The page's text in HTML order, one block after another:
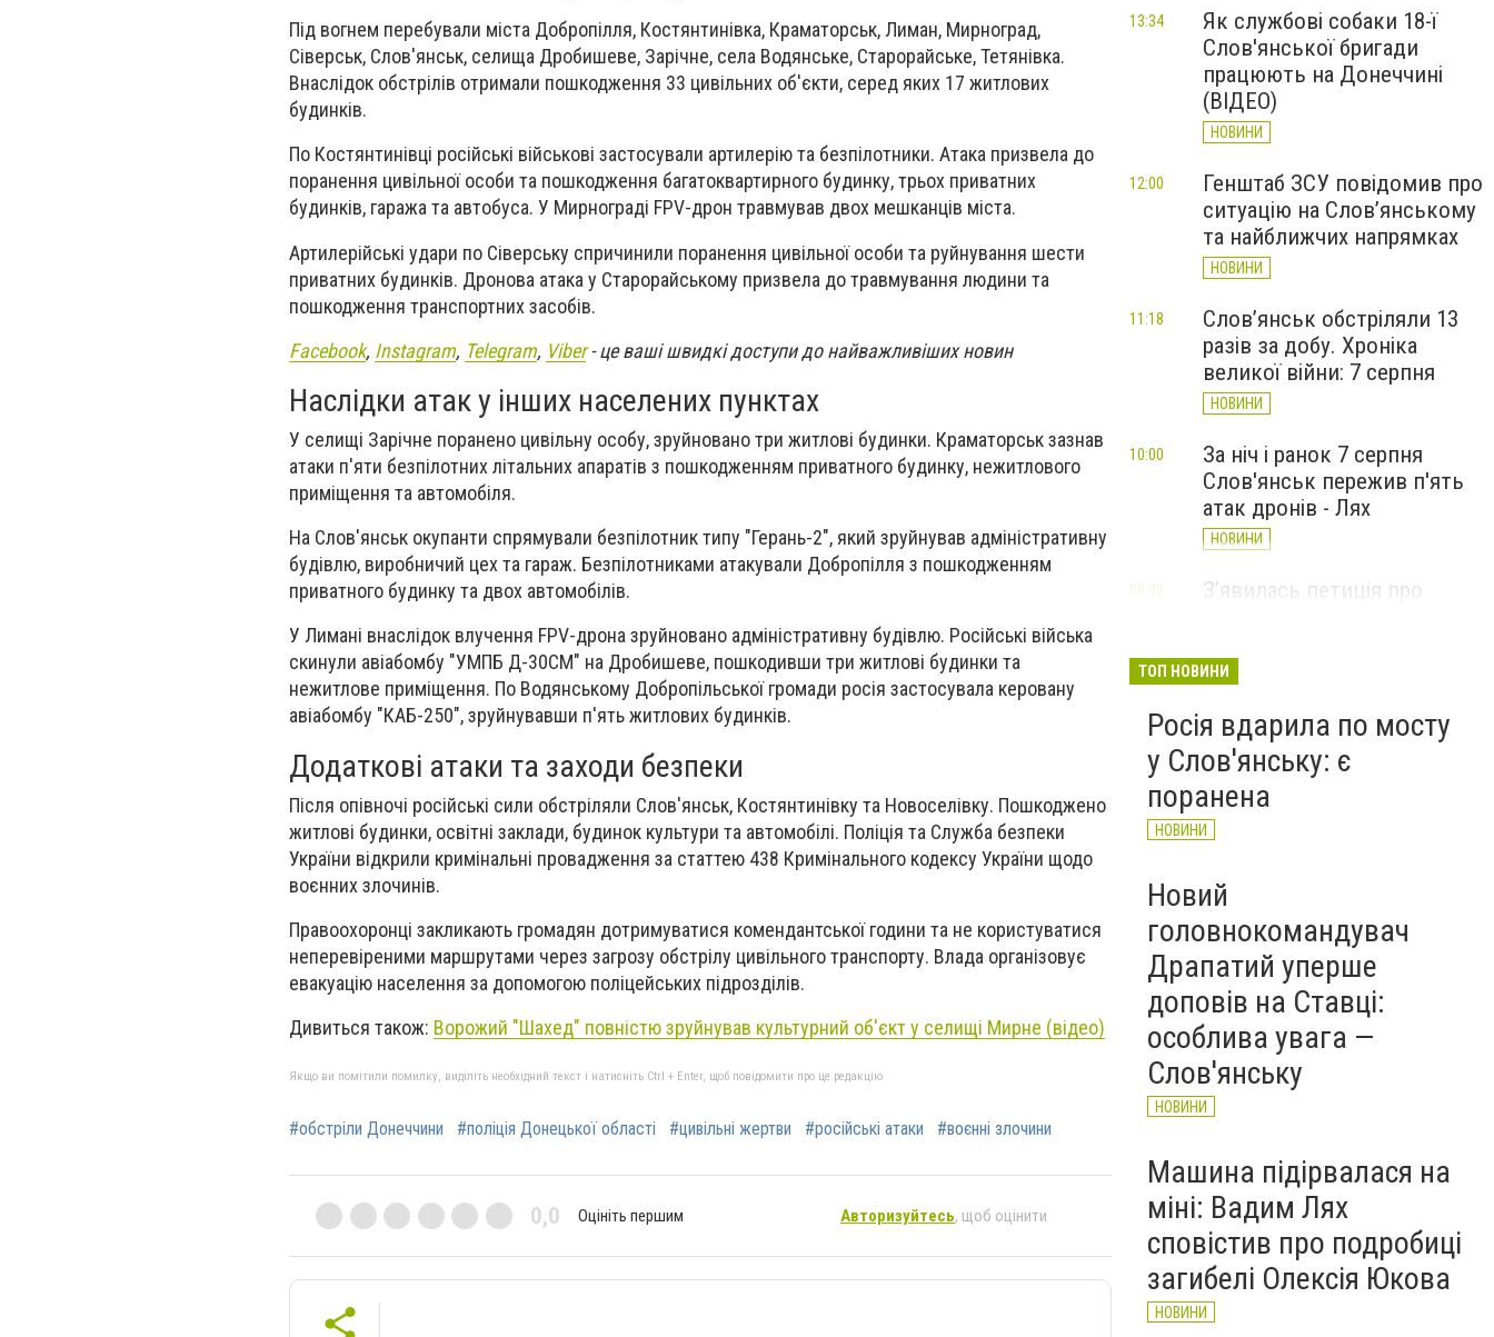
Під вогнем перебували міста Добропілля, Костянтинівка, Краматорськ, Лиман, Мирноград,
Сіверськ, Слов'янськ, селища Дробишеве, Зарічне, села Водянське, Старорайське, Тетянівка.
Внаслідок обстрілів отримали пошкодження 33 цивільних об'єкти, серед яких 17 житлових
будинків.
По Костянтинівці російські військові застосували артилерію та безпілотники. Атака призвела до
поранення цивільної особи та пошкодження багатоквартирного будинку, трьох приватних
будинків, гаража та автобуса. У Мирнограді FPV-дрон травмував двох мешканців міста.
Артилерійські удари по Сіверську спричинили поранення цивільної особи та руйнування шести
приватних будинків. Дронова атака у Старорайському призвела до травмування людини та
пошкодження транспортних засобів.
Facebook, Instagram, Telegram, Viber- це ваші швидкі доступи до найважливіших новин
Наслідки атак у інших населених пунктах
У селищі Зарічне поранено цивільну особу, зруйновано три житлові будинки. Краматорськ зазнав
атаки п'яти безпілотних літальних апаратів з пошкодженням приватного будинку, нежитлового
приміщення та автомобіля.
На Слов'янськ окупанти спрямували безпілотник типу "Герань-2", який зруйнував адміністративну
будівлю, виробничий цех та гараж. Безпілотниками атакували Добропілля з пошкодженням
приватного будинку та двох автомобілів.
У Лимані внаслідок влучення FPV-дрона зруйновано адміністративну будівлю. Російські війська
скинули авіабомбу "УМПБ Д-30СМ" на Дробишеве, пошкодивши три житлові будинки та
нежитлове приміщення. По Водянському Добропільської громади росія застосувала керовану
авіабомбу "КАБ-250", зруйнувавши п'ять житлових будинків.
Додаткові атаки та заходи безпеки
Після опівночі російські сили обстріляли Слов'янськ, Костянтинівку та Новоселівку. Пошкоджено
житлові будинки, освітні заклади, будинок культури та автомобілі. Поліція та Служба безпеки
України відкрили кримінальні провадження за статтею 438 Кримінального кодексу України щодо
воєнних злочинів.
Правоохоронці закликають громадян дотримуватися комендантської години та не користуватися
неперевіреними маршрутами через загрозу обстрілу цивільного транспорту. Влада організовує
евакуацію населення за допомогою поліцейських підрозділів.
Дивиться також: Ворожий "Шахед" повністю зруйнував культурний об'єкт у селищі Мирне (відео)
Якщо ви помітили помилку, виділіть необхідний текст і натисніть Ctrl + Enter, щоб повідомити про це редакцію
#обстріли Донеччини #поліція Донецької області #цивільні жертви #російські атаки #воєнні злочини
0,0 Оцініть першим Авторизуйтесь, щоб оцінити
Як службові собаки 18-ї
Слов'янської бригади
працюють на Донеччині
(ВІДЕО)
НОВИНИ
13:34
Генштаб ЗСУ повідомив про
ситуацію на Слов’янському
та найближчих напрямках
НОВИНИ
12:00
Слов’янськ обстріляли 13
разів за добу. Хроніка
великої війни: 7 серпня
НОВИНИ
11:18
За ніч і ранок 7 серпня
Слов'янськ пережив п'ять
атак дронів - Лях
НОВИНИ
10:00
З’явилась петиція про
(посмертно)
09:02
ТОП НОВИНИ
Росія вдарила по мосту
у Слов'янську: є
поранена
НОВИНИ
Новий
головнокомандувач
Драпатий уперше
доповів на Ставці:
особлива увага —
Слов'янську
НОВИНИ
Машина підірвалася на
міні: Вадим Лях
сповістив про подробиці
загибелі Олексія Юкова
НОВИНИ